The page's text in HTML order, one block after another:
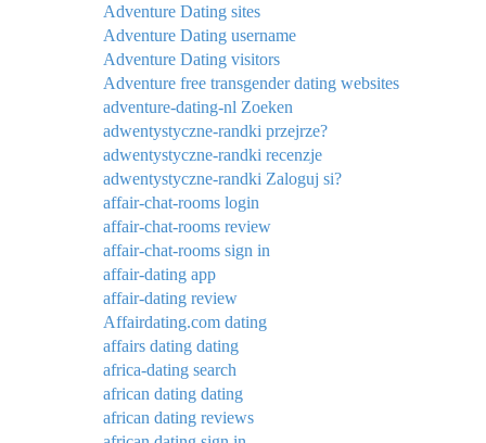
Adventure Dating sites
Adventure Dating username
Adventure Dating visitors
Adventure free transgender dating websites
adventure-dating-nl Zoeken
adwentystyczne-randki przejrze?
adwentystyczne-randki recenzje
adwentystyczne-randki Zaloguj si?
affair-chat-rooms login
affair-chat-rooms review
affair-chat-rooms sign in
affair-dating app
affair-dating review
Affairdating.com dating
affairs dating dating
africa-dating search
african dating dating
african dating reviews